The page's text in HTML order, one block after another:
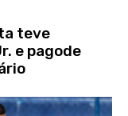
teve
e pagode